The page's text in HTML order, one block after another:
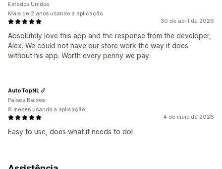
30 de abril de 2026
Absolutely love this app and the response from the developer,
Alex. We could not have our store work the way it does
without his app. Worth every penny we pay.
Estados Unidos
Mais de 2 anos usando a aplicação
4 de maio de 2026
Easy to use, does what it needs to do!
AutoTopNL
Países Baixos
8 meses usando a aplicação